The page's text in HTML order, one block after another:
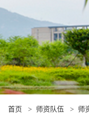
首页 > 师资队伍 > 师